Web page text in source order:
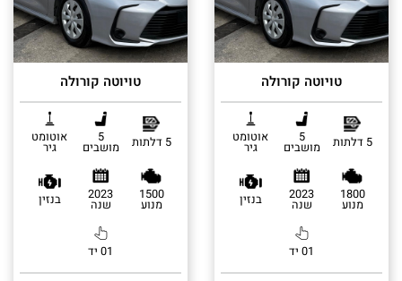
טויוטה קורולה
5 דלתות 5
מושבים
אוטומט
גיר
1800
מנוע
2023
שנה בנזין
01 יד
טויוטה קורולה
5 דלתות 5
מושבים
אוטומט
גיר
1500
מנוע
2023
שנה בנזין
01 יד